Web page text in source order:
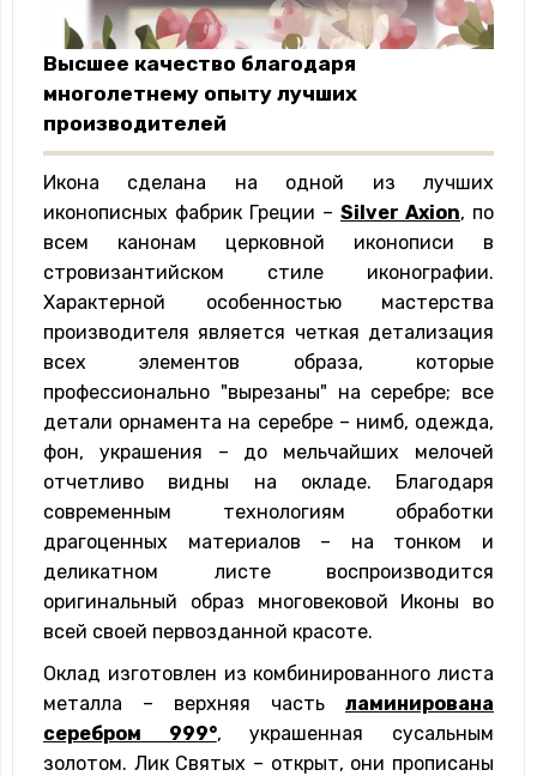
Высшее качество благодаря
многолетнему опыту лучших
производителей
Икона сделана ​​на одной из лучших
иконописных фабрик Греции – Silver Axion, по
всем канонам церковной иконописи в
стровизантийском стиле иконографии.
Характерной особенностью мастерства
производителя является четкая детализация
всех элементов образа, которые
профессионально "вырезаны" на серебре; все
детали орнамента на серебре – нимб, одежда,
фон, украшения – до мельчайших мелочей
отчетливо видны на окладе. Благодаря
современным технологиям обработки
драгоценных материалов – на тонком и
деликатном листе воспроизводится
оригинальный образ многовековой Иконы во
всей своей первозданной красоте.
Оклад изготовлен из комбинированного листа
металла – верхняя часть ламинирована
серебром 999°, украшенная сусальным
золотом. Лик Святых – открыт, они прописаны